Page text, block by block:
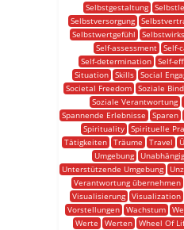
Selbstgestaltung
Selbstversorgung
Selbstwertgefühl
Self-assessment Self-
Self-determination
Self-
Situation Skills Social
Societal Freedom
Soziale
Soziale Verantwortung
Spannende Erlebnisse
Sparen
Spirituality
Spirituelle
Tätigkeiten Träume Travel
Umgebung
Unterstützende Umgebung
Verantwortung übernehmen
Visualisierung Visualization
Vorstellungen
Wachstum
Werte
Werten Wheel Of